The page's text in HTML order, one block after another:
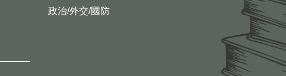
政治/外交/國防